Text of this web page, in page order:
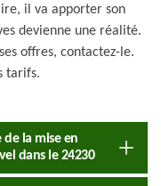
il va apporter son
devienne une réalité.
offres, contactez-le.
tarifs.
de la mise en
dans le 24230